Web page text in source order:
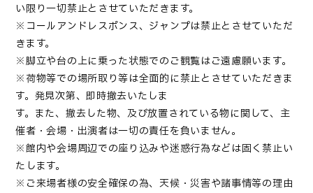
い限り一切禁止とさせていただきます。
※コールアンドレスポンス、ジャンプは禁止とさせていただ
きます。
※脚立や台の上に乗った状態でのご観覧はご遠慮願います。
※荷物等での場所取り等は全面的に禁止とさせていただきま
す。発見次第、即時撤去いたしま
す。また、撤去した物、及び放置されている物に関して、主
催者・会場・出演者は一切の責任を負いません。
※館内や会場周辺での座り込みや迷惑行為などは固く禁止い
たします。
※ご来場者様の安全確保の為、天候・災害や諸事情等の理由